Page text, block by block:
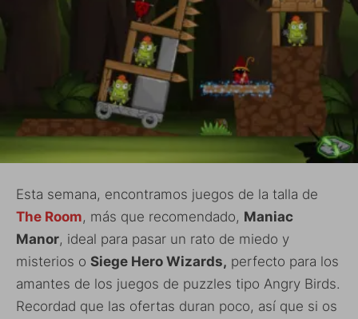
Esta semana, encontramos juegos de la talla de
The Room, más que recomendado, Maniac
Manor, ideal para pasar un rato de miedo y
misterios o Siege Hero Wizards, perfecto para los
amantes de los juegos de puzzles tipo Angry Birds.
Recordad que las ofertas duran poco, así que si os